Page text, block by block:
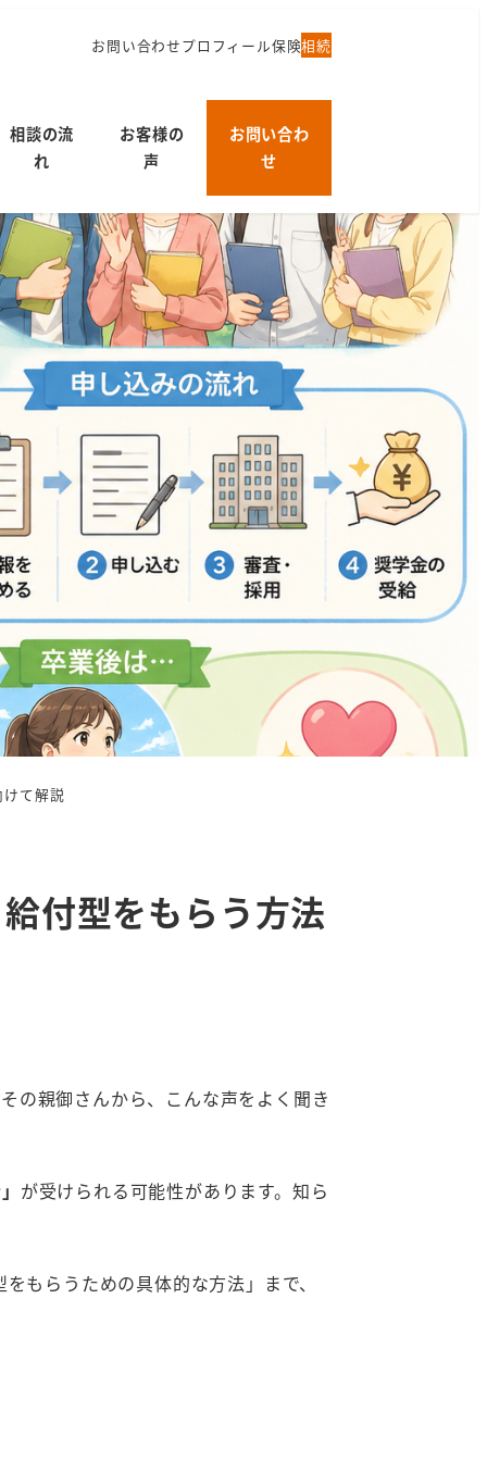
お問い合わせプロフィール保険相続
相談の流
れ
お客様の
声
お問い合わ
せ
て解説
付型をもらう方法
の親御さんから、こんな声をよく聞き
が受けられる可能性があります。知ら
もらうための具体的な方法」まで、